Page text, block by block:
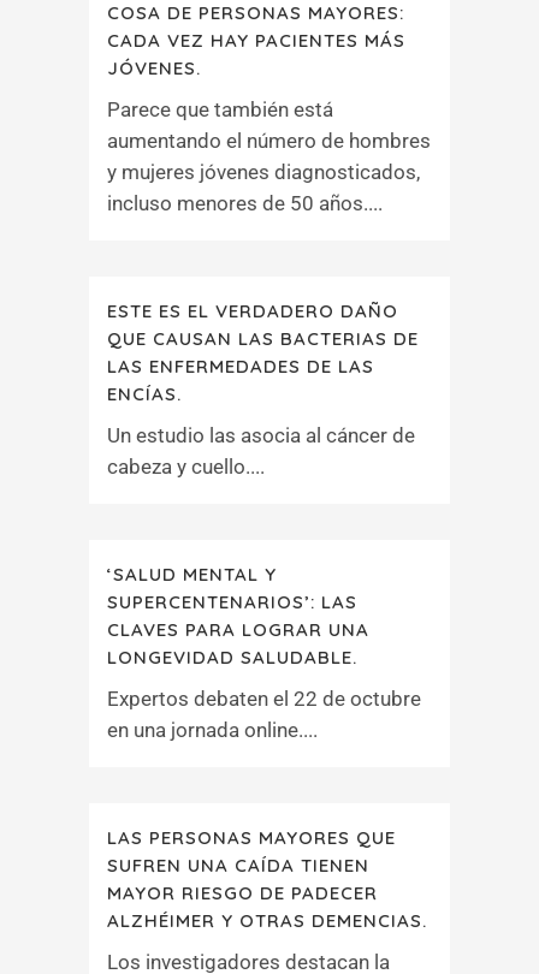
COSA DE PERSONAS MAYORES:
CADA VEZ HAY PACIENTES MÁS
JÓVENES.
Parece que también está
aumentando el número de hombres
y mujeres jóvenes diagnosticados,
incluso menores de 50 años....
ESTE ES EL VERDADERO DAÑO
QUE CAUSAN LAS BACTERIAS DE
LAS ENFERMEDADES DE LAS
ENCÍAS.
Un estudio las asocia al cáncer de
cabeza y cuello....
‘SALUD MENTAL Y
SUPERCENTENARIOS’: LAS
CLAVES PARA LOGRAR UNA
LONGEVIDAD SALUDABLE.
Expertos debaten el 22 de octubre
en una jornada online....
LAS PERSONAS MAYORES QUE
SUFREN UNA CAÍDA TIENEN
MAYOR RIESGO DE PADECER
ALZHÉIMER Y OTRAS DEMENCIAS.
Los investigadores destacan la